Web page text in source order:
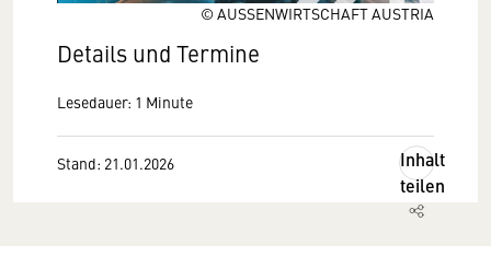
© AUSSENWIRTSCHAFT AUSTRIA
Details und Termine
Lesedauer: 1 Minute
Stand: 21.01.2026
Inhalt
teilen